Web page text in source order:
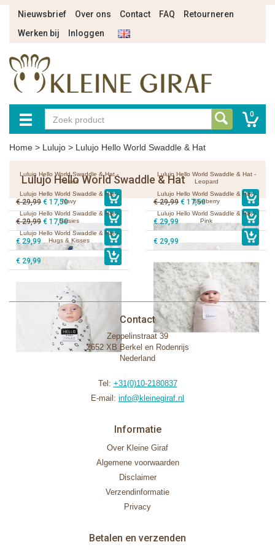
Nieuwsbrief Over ons Contact FAQ
Retourneren
Werken bij
Inloggen
0
Home > Lulujo > Lulujo Hello World Swaddle & Hat
Lulujo Hello World Swaddle & Hat
Lulujo Hello World Swaddle & Hat -
Posies
€ 29,99 € 17,50
Lulujo Hello World Swaddle & Hat -
Leopard
€ 29,99 € 17,50
Lulujo Hello World Swaddle & Hat -
Navy
€ 29,99 € 17,50
Lulujo Hello World Swaddle & Hat -
Blueberry
€ 29,99
Lulujo Hello World Swaddle & Hat -
Daisies
€ 29,99
Lulujo Hello World Swaddle & Hat -
Pink
€ 29,99
Lulujo Hello World Swaddle & Hat -
Hugs & Kisses
€ 29,99
Contact
Zeppelinstraat 39
2652 XB Berkel en Rodenrijs
Nederland
Tel: +31(0)10-2180837
E-mail: info@kleinegiraf.nl
Informatie
Over Kleine Giraf
Algemene voorwaarden
Disclaimer
Verzendinformatie
Privacy
Betalen en verzenden